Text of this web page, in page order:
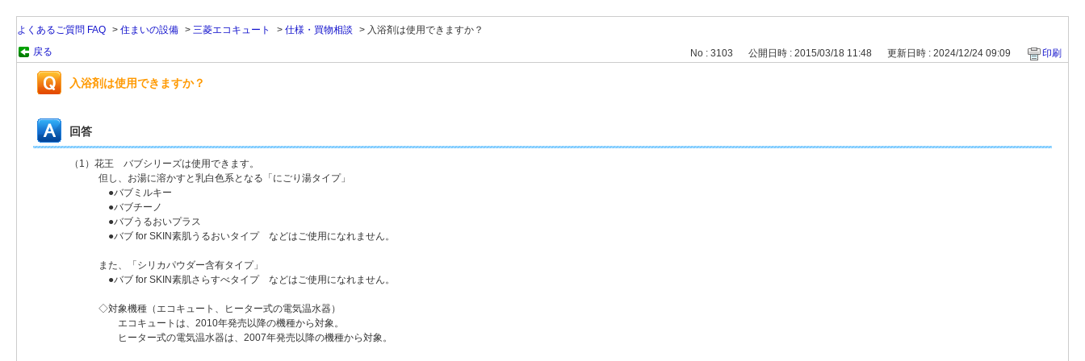
よくあるご質問 FAQ > 住まいの設備 > 三菱エコキュート > 仕様・買物相談 > 入浴剤は使用できますか？
戻る
No : 3103 公開日時 : 2015/03/18 11:48 更新日時 : 2024/12/24 09:09 印刷
入浴剤は使用できますか？
回答
（1）花王 バブシリーズは使用できます。
但し、お湯に溶かすと乳白色系となる「にごり湯タイプ」
●バブミルキー
●バブチーノ
●バブうるおいプラス
●バブ for SKIN素肌うるおいタイプ などはご使用になれません。
また、「シリカパウダー含有タイプ」
●バブ for SKIN素肌さらすべタイプ などはご使用になれません。
◇対象機種（エコキュート、ヒーター式の電気温水器）
エコキュートは、2010年発売以降の機種から対象。
ヒーター式の電気温水器は、2007年発売以降の機種から対象。